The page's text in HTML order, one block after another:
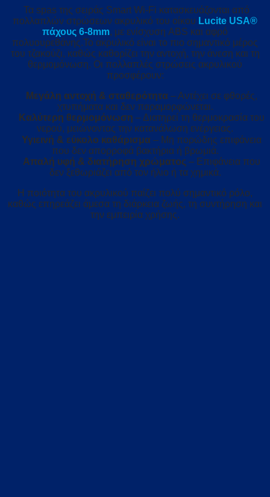
Τα spas της σειράς Smart Wi-Fi κατασκευάζονται από
πολλαπλών στρώσεων ακρυλικό του οίκου Lucite USA®
πάχους 6-8mm, με ενίσχυση ABS και αφρό
πολυουρεθάνης.Το ακρυλικό είναι το πιο σημαντικό μέρος
του τζακούζι, καθώς καθορίζει την αντοχή, την άνεση και τη
θερμομόνωση. Οι πολλαπλές στρώσεις ακρυλικού
προσφέρουν:
Μεγάλη αντοχή & σταθερότητα – Αντέχει σε φθορές,
χτυπήματα και δεν παραμορφώνεται.
Καλύτερη θερμομόνωση – Διατηρεί τη θερμοκρασία του
νερού, μειώνοντας την κατανάλωση ενέργειας.
Υγιεινή & εύκολο καθάρισμα – Μη πορώδης επιφάνεια
που δεν απορροφά βακτήρια ή βρωμιά.
Απαλή υφή & διατήρηση χρώματος – Επιφάνεια που
δεν ξεθωριάζει από τον ήλιο ή τα χημικά.
Η ποιότητα του ακρυλικού παίζει πολύ σημαντικό ρόλο,
καθώς επηρεάζει άμεσα τη διάρκεια ζωής, τη συντήρηση και
την εμπειρία χρήσης.